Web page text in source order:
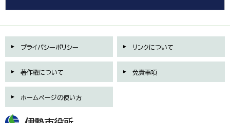
プライバシーポリシー リンクについて
著作権について 免責事項
ホームページの使い方